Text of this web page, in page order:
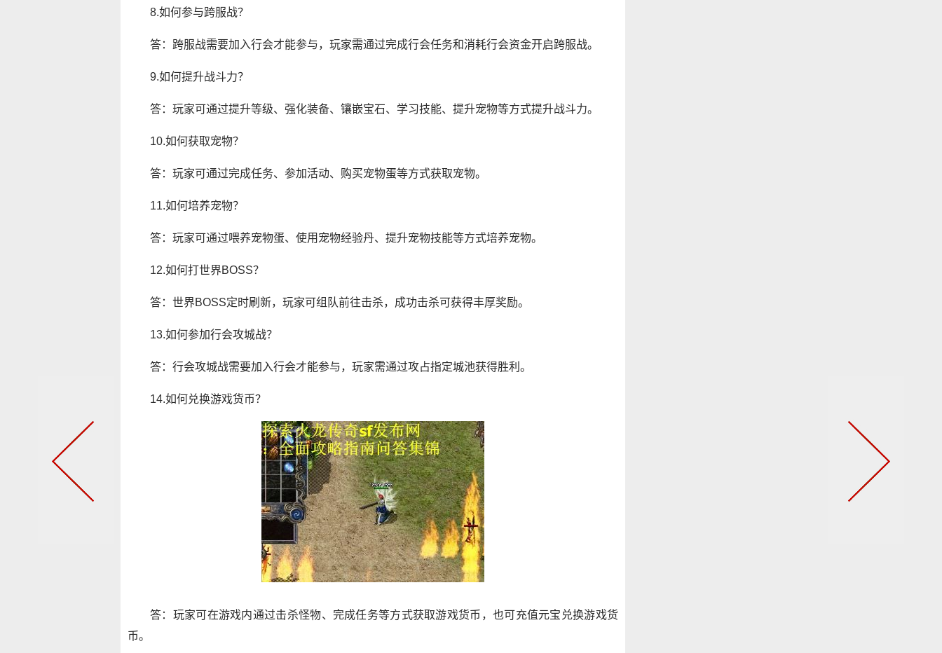
8.如何参与跨服战？
答：跨服战需要加入行会才能参与，玩家需通过完成行会任务和消耗行会资金开启跨服战。
9.如何提升战斗力？
答：玩家可通过提升等级、强化装备、镶嵌宝石、学习技能、提升宠物等方式提升战斗力。
10.如何获取宠物？
答：玩家可通过完成任务、参加活动、购买宠物蛋等方式获取宠物。
11.如何培养宠物？
答：玩家可通过喂养宠物蛋、使用宠物经验丹、提升宠物技能等方式培养宠物。
12.如何打世界BOSS？
答：世界BOSS定时刷新，玩家可组队前往击杀，成功击杀可获得丰厚奖励。
13.如何参加行会攻城战？
答：行会攻城战需要加入行会才能参与，玩家需通过攻占指定城池获得胜利。
14.如何兑换游戏货币？
答：玩家可在游戏内通过击杀怪物、完成任务等方式获取游戏货币，也可充值元宝兑换游戏货
币。